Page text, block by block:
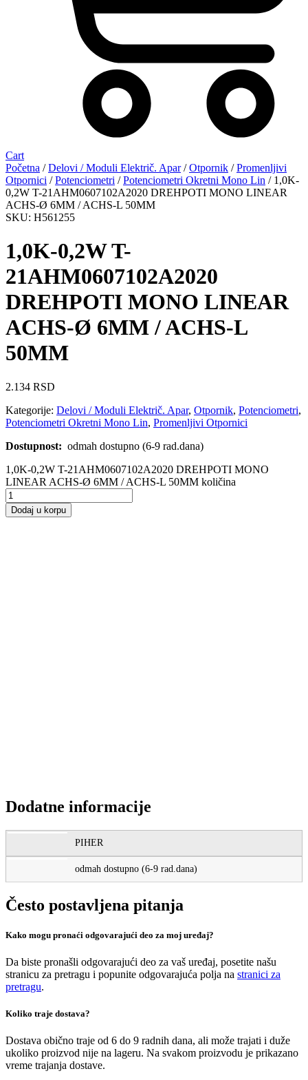
Cart
Početna /Delovi / Moduli Električ. Apar/Otpornik /Promenljivi
Otpornici /Potenciometri /Potenciometri Okretni Mono Lin / 1,0K-
0,2W T-21AHM0607102A2020 DREHPOTI MONO LINEAR
ACHS-Ø 6MM / ACHS-L 50MM
SKU: H561255
1,0K-0,2W T-
21AHM0607102A2020
DREHPOTI MONO LINEAR
ACHS-Ø 6MM / ACHS-L
50MM
2.134 RSD
Kategorije: Delovi / Moduli Električ. Apar, Otpornik, Potenciometri,
Potenciometri Okretni Mono Lin, Promenljivi Otpornici
Dostupnost: odmah dostupno (6-9 rad.dana)
1,0K-0,2W T-21AHM0607102A2020 DREHPOTI MONO
LINEAR ACHS-Ø 6MM / ACHS-L 50MM količina
Dodaj u korpu
Dodatne informacije
PIHER
odmah dostupno (6-9 rad.dana)
Često postavljena pitanja
Kako mogu pronaći odgovarajući deo za moj uređaj?
Da biste pronašli odgovarajući deo za vaš uređaj, posetite našu
stranicu za pretragu i popunite odgovarajuća polja na stranici za
pretragu.
Koliko traje dostava?
Dostava obično traje od 6 do 9 radnih dana, ali može trajati i duže
ukoliko proizvod nije na lageru. Na svakom proizvodu je prikazano
vreme trajanja dostave.